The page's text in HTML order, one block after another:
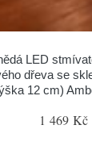
LED
dřeva se
12 cm)
1 469 Kč